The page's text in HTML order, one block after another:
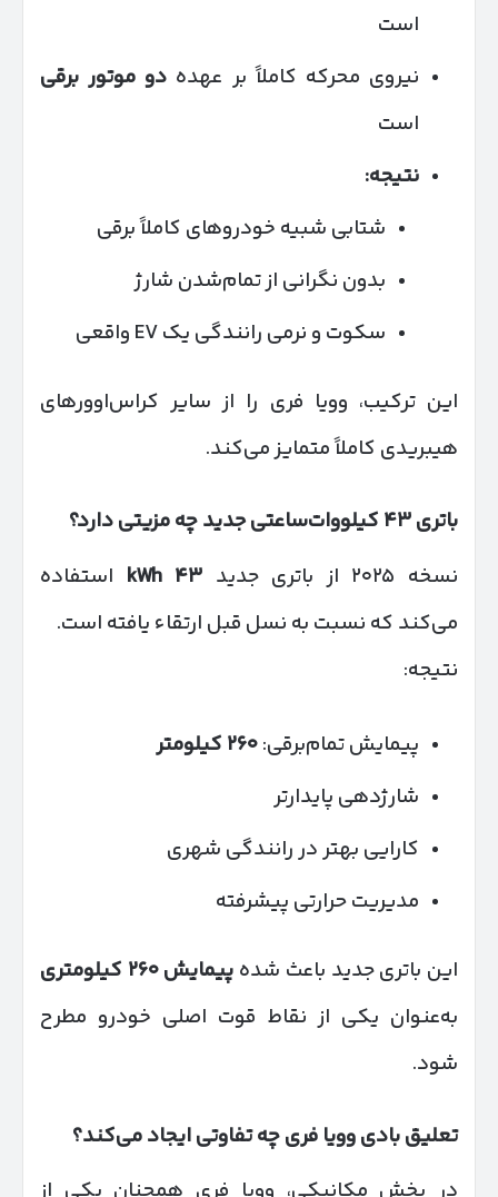
است
نیروی محرکه کاملاً بر عهده دو موتور برقی
است
نتیجه:
شتابی شبیه خودروهای کاملاً برقی
بدون نگرانی از تمام‌شدن شارژ
سکوت و نرمی رانندگی یک EV واقعی
این ترکیب، وویا فری را از سایر کراس‌اوورهای
هیبریدی کاملاً متمایز می‌کند.
باتری۴۳ کیلووات‌ساعتی جدید چه مزیتی دارد؟
نسخه ۲۰۲۵ از باتری جدید
۴۳ kWh
استفاده
می‌کند که نسبت به نسل قبل ارتقاء یافته است.
نتیجه:
پیمایش تمام‌برقی:۲۶۰ کیلومتر
شارژدهی پایدارتر
کارایی بهتر در رانندگی شهری
مدیریت حرارتی پیشرفته
این باتری جدید باعث شده پیمایش۲۶۰ کیلومتری
به‌عنوان یکی از نقاط قوت اصلی خودرو مطرح
شود.
تعلیق بادی وویا فری چه تفاوتی ایجاد می‌کند؟